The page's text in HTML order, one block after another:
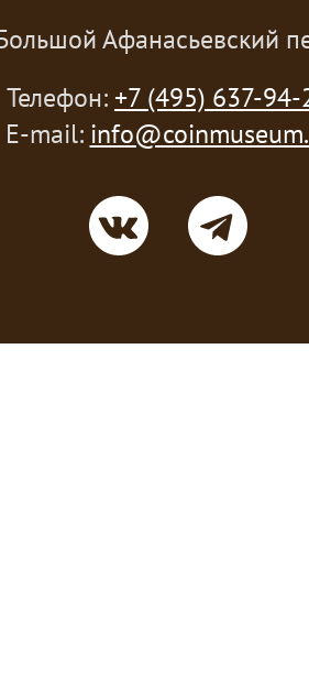
Афанасьевский
Телефон: +7 (495) 637-94-
E-mail: